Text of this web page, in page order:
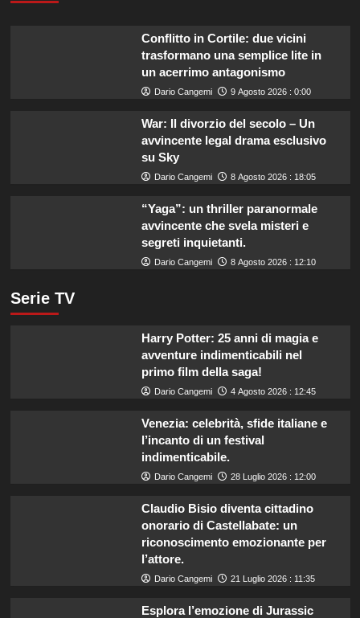
Conflitto in Cortile: due vicini
trasformano una semplice lite in
un acerrimo antagonismo
Dario Cangemi 9 Agosto 2026 : 0:00
War: Il divorzio del secolo – Un
avvincente legal drama esclusivo
su Sky
Dario Cangemi 8 Agosto 2026 : 18:05
“Yaga”: un thriller paranormale
avvincente che svela misteri e
segreti inquietanti.
Dario Cangemi 8 Agosto 2026 : 12:10
Serie TV
Harry Potter: 25 anni di magia e
avventure indimenticabili nel
primo film della saga!
Dario Cangemi 4 Agosto 2026 : 12:45
Venezia: celebrità, sfide italiane e
l’incanto di un festival
indimenticabile.
Dario Cangemi 28 Luglio 2026 : 12:00
Claudio Bisio diventa cittadino
onorario di Castellabate: un
riconoscimento emozionante per
l’attore.
Dario Cangemi 21 Luglio 2026 : 11:35
Esplora l’emozione di Jurassic